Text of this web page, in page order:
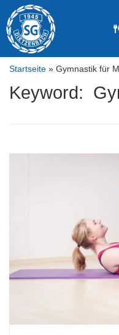
content
Startseite » Gymnastik für
Keyword: